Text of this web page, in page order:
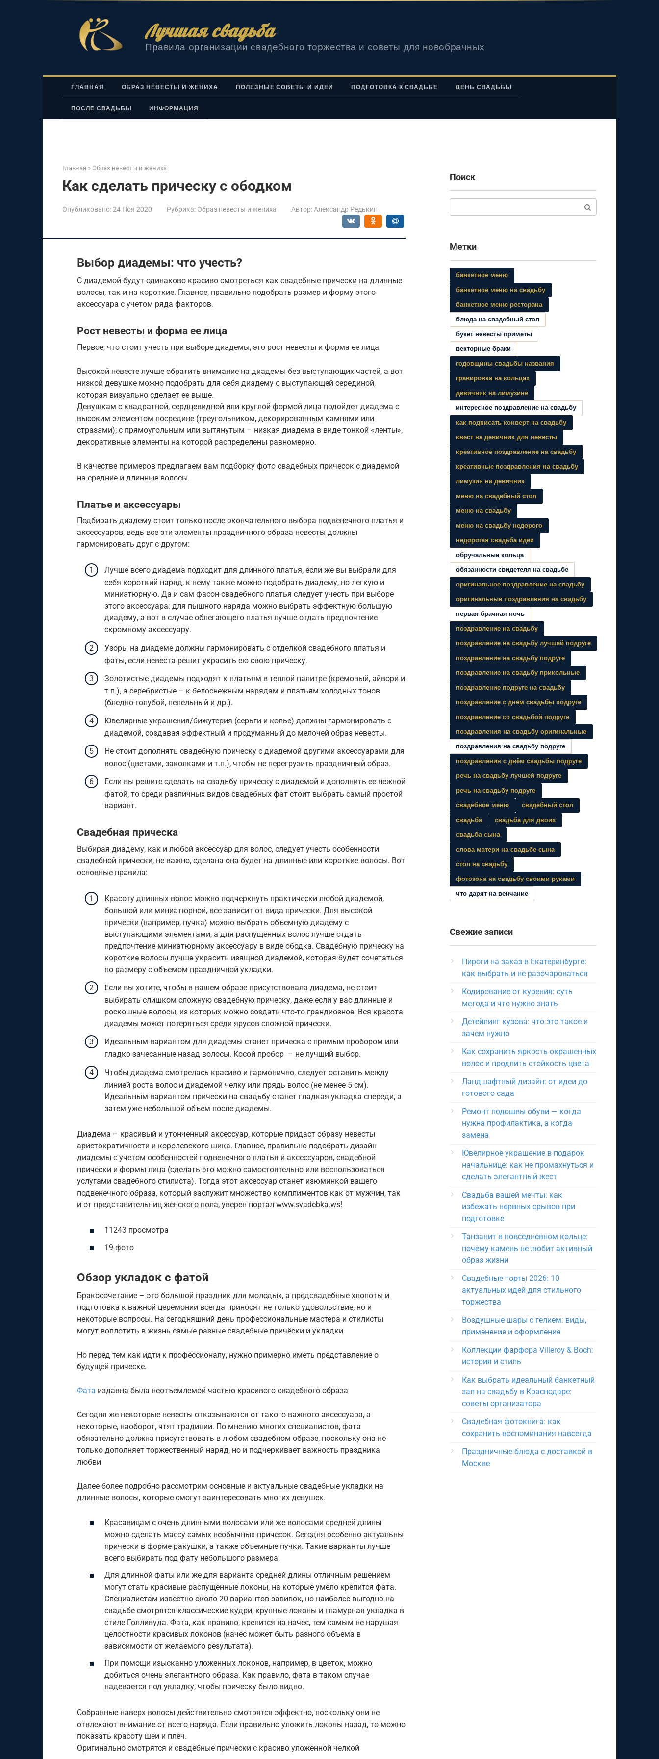
Лучшая свадьба
Правила организации свадебного торжества и советы для новобрачных
ГЛАВНАЯ ОБРАЗ НЕВЕСТЫ И ЖЕНИХА ПОЛЕЗНЫЕ СОВЕТЫ И ИДЕИ ПОДГОТОВКА К СВАДЬБЕ ДЕНЬ СВАДЬБЫ
ПОСЛЕ СВАДЬБЫ ИНФОРМАЦИЯ
Главная » Образ невесты и жениха
Как сделать прическу с ободком
Опубликовано:24 Ноя 2020 Рубрика: Образ невесты и жениха Автор: Александр Редькин
Выбор диадемы: что учесть?
С диадемой будут одинаково красиво смотреться как свадебные прически на длинные
волосы, так и на короткие. Главное, правильно подобрать размер и форму этого
аксессуара с учетом ряда факторов.
Рост невесты и форма ее лица
Первое, что стоит учесть при выборе диадемы, это рост невесты и форма ее лица:
Высокой невесте лучше обратить внимание на диадемы без выступающих частей, а вот
низкой девушке можно подобрать для себя диадему с выступающей серединой,
которая визуально сделает ее выше.
Девушкам с квадратной, сердцевидной или круглой формой лица подойдет диадема с
высоким элементом посредине (треугольником, декорированным камнями или
стразами); с прямоугольным или вытянутым – низкая диадема в виде тонкой «ленты»,
декоративные элементы на которой распределены равномерно.
В качестве примеров предлагаем вам подборку фото свадебных причесок с диадемой
на средние и длинные волосы.
Платье и аксессуары
Подбирать диадему стоит только после окончательного выбора подвенечного платья и
аксессуаров, ведь все эти элементы праздничного образа невесты должны
гармонировать друг с другом:
Лучше всего диадема подходит для длинного платья, если же вы выбрали для
себя короткий наряд, к нему также можно подобрать диадему, но легкую и
миниатюрную. Да и сам фасон свадебного платья следует учесть при выборе
этого аксессуара: для пышного наряда можно выбрать эффектную большую
диадему, а вот в случае облегающего платья лучше отдать предпочтение
скромному аксессуару.
Узоры на диадеме должны гармонировать с отделкой свадебного платья и
фаты, если невеста решит украсить ею свою прическу.
Золотистые диадемы подходят к платьям в теплой палитре (кремовый, айвори и
т.п.), а серебристые – к белоснежным нарядам и платьям холодных тонов
(бледно-голубой, пепельный и др.).
Ювелирные украшения/бижутерия (серьги и колье) должны гармонировать с
диадемой, создавая эффектный и продуманный до мелочей образ невесты.
Не стоит дополнять свадебную прическу с диадемой другими аксессуарами для
волос (цветами, заколками и т.п.), чтобы не перегрузить праздничный образ.
Если вы решите сделать на свадьбу прическу с диадемой и дополнить ее нежной
фатой, то среди различных видов свадебных фат стоит выбрать самый простой
вариант.
Свадебная прическа
Выбирая диадему, как и любой аксессуар для волос, следует учесть особенности
свадебной прически, не важно, сделана она будет на длинные или короткие волосы. Вот
основные правила:
Красоту длинных волос можно подчеркнуть практически любой диадемой,
большой или миниатюрной, все зависит от вида прически. Для высокой
прически (например, пучка) можно выбрать объемную диадему с
выступающими элементами, а для распущенных волос лучше отдать
предпочтение миниатюрному аксессуару в виде ободка. Свадебную прическу на
короткие волосы лучше украсить изящной диадемой, которая будет сочетаться
по размеру с объемом праздничной укладки.
Если вы хотите, чтобы в вашем образе присутствовала диадема, не стоит
выбирать слишком сложную свадебную прическу, даже если у вас длинные и
роскошные волосы, из которых можно создать что-то грандиозное. Вся красота
диадемы может потеряться среди ярусов сложной прически.
Идеальным вариантом для диадемы станет прическа с прямым пробором или
гладко зачесанные назад волосы. Косой пробор ­ – не лучший выбор.
Чтобы диадема смотрелась красиво и гармонично, следует оставить между
линией роста волос и диадемой челку или прядь волос (не менее 5 см).
Идеальным вариантом прически на свадьбу станет гладкая укладка спереди, а
затем уже небольшой объем после диадемы.
Диадема – красивый и утонченный аксессуар, которые придаст образу невесты
аристократичности и королевского шика. Главное, правильно подобрать дизайн
диадемы с учетом особенностей подвенечного платья и аксессуаров, свадебной
прически и формы лица (сделать это можно самостоятельно или воспользоваться
услугами свадебного стилиста). Тогда этот аксессуар станет изюминкой вашего
подвенечного образа, который заслужит множество комплиментов как от мужчин, так
и от представительниц женского пола, уверен портал www.svadebka.ws!
11243 просмотра
19 фото
Обзор укладок с фатой
Бракосочетание – это большой праздник для молодых, а предсвадебные хлопоты и
подготовка к важной церемонии всегда приносят не только удовольствие, но и
некоторые вопросы. На сегодняшний день профессиональные мастера и стилисты
могут воплотить в жизнь самые разные свадебные причёски и укладки
Но перед тем как идти к профессионалу, нужно примерно иметь представление о
будущей прическе.
Фата издавна была неотъемлемой частью красивого свадебного образа
Сегодня же некоторые невесты отказываются от такого важного аксессуара, а
некоторые, наоборот, чтят традиции. По мнению многих специалистов, фата
обязательно должна присутствовать в любом свадебном образе, поскольку она не
только дополняет торжественный наряд, но и подчеркивает важность праздника
любви
Далее более подробно рассмотрим основные и актуальные свадебные укладки на
длинные волосы, которые смогут заинтересовать многих девушек.
Красавицам с очень длинными волосами или же волосами средней длины
можно сделать массу самых необычных причесок. Сегодня особенно актуальны
прически в форме ракушки, а также объемные пучки. Такие варианты лучше
всего выбирать под фату небольшого размера.
Для длинной фаты или же для варианта средней длины отличным решением
могут стать красивые распущенные локоны, на которые умело крепится фата.
Специалистам известно около 20 вариантов завивок, но наиболее выгодно на
свадьбе смотрятся классические кудри, крупные локоны и гламурная укладка в
стиле Голливуда. Фата, как правило, крепится на начес, тем самым не нарушая
целостности красивых локонов (начес может быть разного объема в
зависимости от желаемого результата).
При помощи изысканно уложенных локонов, например, в цветок, можно
добиться очень элегантного образа. Как правило, фата в таком случае
надевается под укладку, чтобы прическу было видно.
Собранные наверх волосы действительно смотрятся эффектно, поскольку они не
отвлекают внимание от всего наряда. Если правильно уложить локоны назад, то можно
показать красоту шеи и плеч.
Оригинально смотрятся и свадебные прически с красиво уложенной челкой
Поиск
Метки
банкетное меню
банкетное меню на свадьбу
банкетное меню ресторана
блюда на свадебный стол
букет невесты приметы
векторные браки
годовщины свадьбы названия
гравировка на кольцах
девичник на лимузине
интересное поздравление на свадьбу
как подписать конверт на свадьбу
квест на девичник для невесты
креативное поздравление на свадьбу
креативные поздравления на свадьбу
лимузин на девичник
меню на свадебный стол
меню на свадьбу
меню на свадьбу недорого
недорогая свадьба идеи
обручальные кольца
обязанности свидетеля на свадьбе
оригинальное поздравление на свадьбу
оригинальные поздравления на свадьбу
первая брачная ночь
поздравление на свадьбу
поздравление на свадьбу лучшей подруге
поздравление на свадьбу подруге
поздравление на свадьбу прикольные
поздравление подруге на свадьбу
поздравление с днем свадьбы подруге
поздравление со свадьбой подруге
поздравления на свадьбу оригинальные
поздравления на свадьбу подруге
поздравления с днём свадьбы подруге
речь на свадьбу лучшей подруге
речь на свадьбу подруге
свадебное меню
свадебный стол
свадьба
свадьба для двоих
свадьба сына
слова матери на свадьбе сына
стол на свадьбу
фотозона на свадьбу своими руками
что дарят на венчание
Свежие записи
Пироги на заказ в Екатеринбурге:
как выбрать и не разочароваться
Кодирование от курения: суть
метода и что нужно знать
Детейлинг кузова: что это такое и
зачем нужно
Как сохранить яркость окрашенных
волос и продлить стойкость цвета
Ландшафтный дизайн: от идеи до
готового сада
Ремонт подошвы обуви — когда
нужна профилактика, а когда
замена
Ювелирное украшение в подарок
начальнице: как не промахнуться и
сделать элегантный жест
Свадьба вашей мечты: как
избежать нервных срывов при
подготовке
Танзанит в повседневном кольце:
почему камень не любит активный
образ жизни
Свадебные торты 2026: 10
актуальных идей для стильного
торжества
Воздушные шары с гелием: виды,
применение и оформление
Коллекции фарфора Villeroy & Boch:
история и стиль
Как выбрать идеальный банкетный
зал на свадьбу в Краснодаре:
советы организатора
Свадебная фотокнига: как
сохранить воспоминания навсегда
Праздничные блюда с доставкой в
Москве